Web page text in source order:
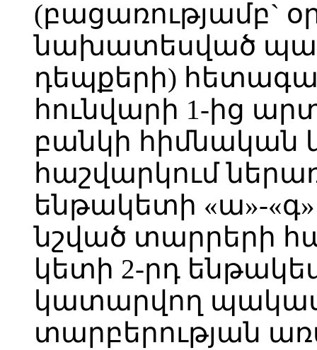
(բացառությամբ`
նախատեսված
դեպքերի)
հունվարի 1-ից
բանկի հիմնական
հաշվարկում
ենթակետի «ա»-
նշված տարրերի
կետի 2-րդ
կատարվող
տարբերության